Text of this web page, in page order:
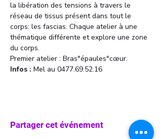
la libération des tensions à travers le
réseau de tissus présent dans tout le
corps: les fascias. Chaque atelier à une
thématique différente et explore une zone
du corps.
Premier atelier : Bras°épaules°cœur.
Infos : Mel au 0477.69.52.16
Partager cet événement